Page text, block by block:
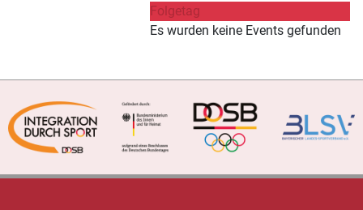
Folgetag
Es wurden keine Events gefunden